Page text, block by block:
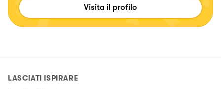
Visita il profilo
LASCIATI ISPIRARE